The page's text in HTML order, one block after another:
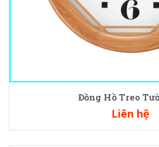
Đồng Hồ Treo
Liên hệ